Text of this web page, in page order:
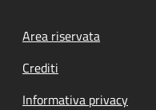
Footer menu
Area riservata
Crediti
Informativa privacy